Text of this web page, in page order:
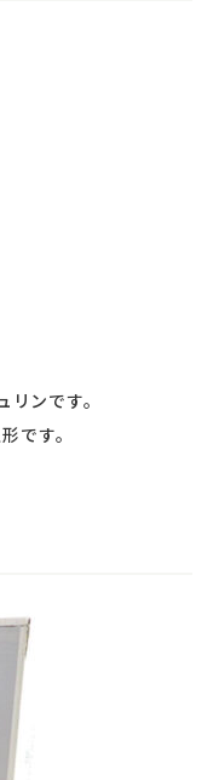
ンです。
です。